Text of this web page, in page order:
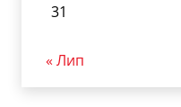
31
« Лип